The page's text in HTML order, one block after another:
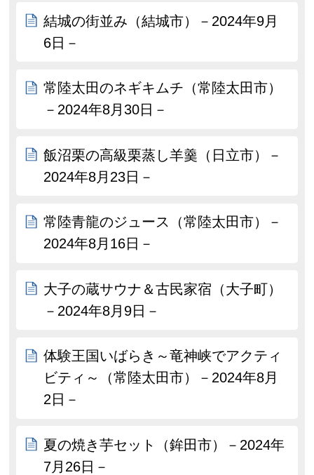
結城の街並み（結城市）－2024年9月
6日－
常陸太田のネギキムチ（常陸太田市）
－2024年8月30日－
飯沼栗の高級栗蒸し羊羹（日立市）－
2024年8月23日－
常陸青龍のジュース（常陸太田市）－
2024年8月16日－
大子の蔵サウナ＆古民家宿（大子町）
－2024年8月9日－
体験王国いばらき～竜神峡でアクティ
ビティ～（常陸太田市）－2024年8月
2日－
夏の焼き芋セット（鉾田市）－2024年
7月26日－